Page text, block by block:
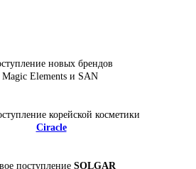
новых брендов
Magic Elements и SAN
корейской косметики
Ciracle
поступление SOLGAR